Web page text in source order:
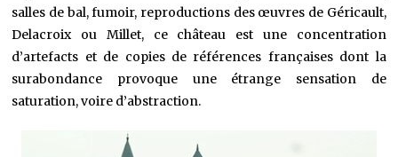
salles de bal, fumoir, reproductions des œuvres de Géricault,
Delacroix ou Millet, ce château est une concentration
d’artefacts et de copies de références françaises dont la
surabondance provoque une étrange sensation de
saturation, voire d’abstraction.